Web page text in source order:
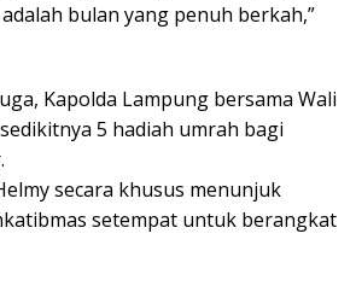
bulan yang penuh berkah,”
Kapolda Lampung bersama Wali
5 hadiah umrah bagi
secara khusus menunjuk
setempat untuk berangkat